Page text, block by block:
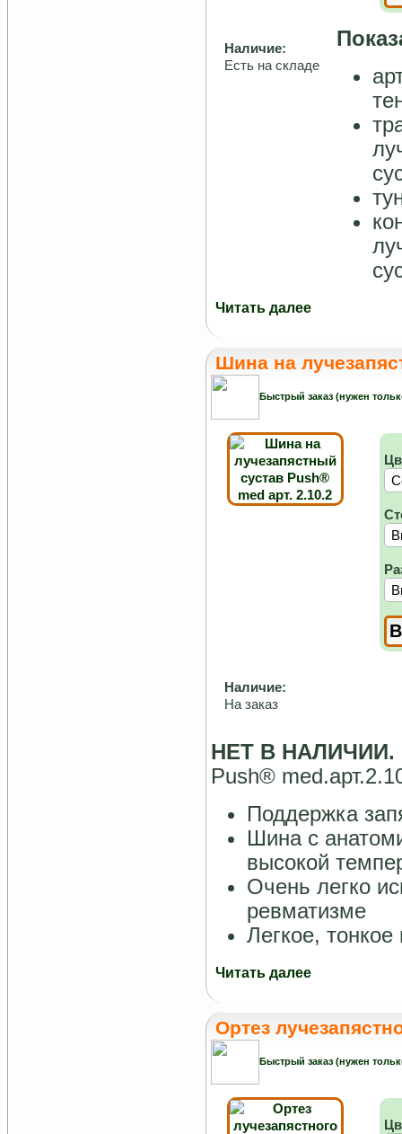
Наличие:
Есть на складе
Читать далее
Шина на
Быстрый заказ (нужен
Наличие:
На заказ
НЕТ В НАЛИЧИИ.
Push®
Поддержка
Шина с
высокой
Очень легко
ревматизме
Легкое, тонкое
Читать далее
Ортез
Быстрый заказ (нужен